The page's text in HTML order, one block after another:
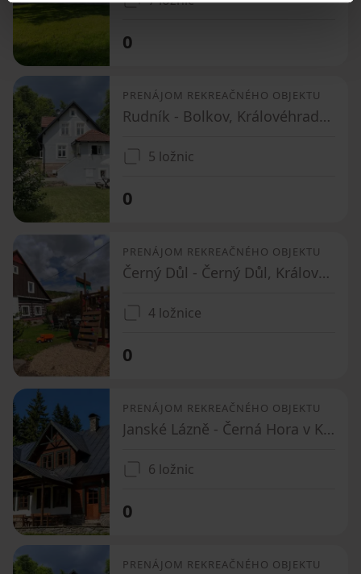
0
PRENÁJOM REKREAČNÉHO OBJEKTU
Rudník - Bolkov, Královéhradecký kraj
5 ložnic
0
PRENÁJOM REKREAČNÉHO OBJEKTU
Černý Důl - Černý Důl, Královéhradecký kraj
4 ložnice
0
PRENÁJOM REKREAČNÉHO OBJEKTU
Janské Lázně - Černá Hora v Krkonoších, Královéhradecký kraj
6 ložnic
0
PRENÁJOM REKREAČNÉHO OBJEKTU